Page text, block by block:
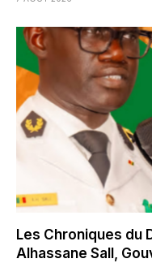
Les Chroniques du
Alhassane Sall,